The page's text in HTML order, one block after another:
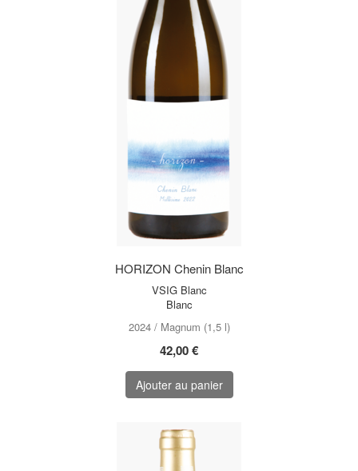
HORIZON Chenin Blanc
VSIG Blanc
Blanc
2024 / Magnum (1,5 l)
42,00 €
Ajouter au panier